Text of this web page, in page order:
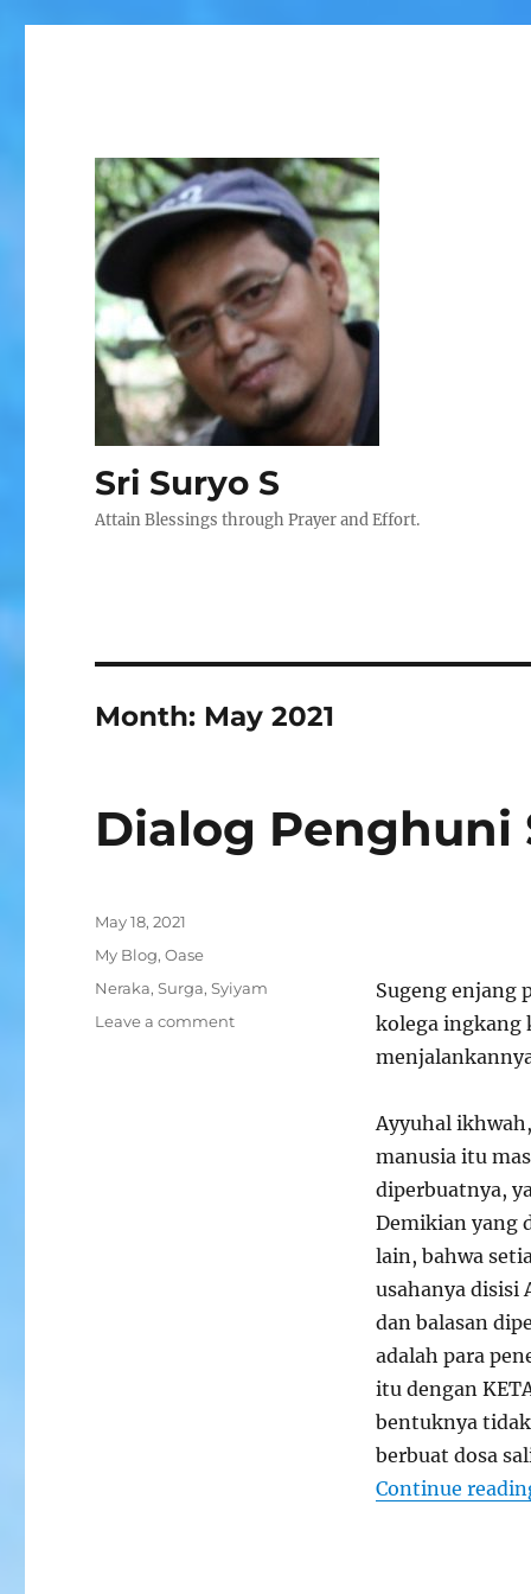
Sri Suryo S
Attain Blessings through Prayer and Effort.
Month: May 2021
Dialog Penghuni
Sugeng enjang
kolega ingkang
Ayyuhal
manusia itu
diperbuatnya,
Demikian yang
lain, bahwa
usahanya disisi
dan balasan
adalah para
itu dengan
bentuknya
berbuat dosa
Continue
Posted
May 18, 2021
Categories
My Blog,Oase
Tags
Neraka,Surga,Syiyam
Leave a commenton